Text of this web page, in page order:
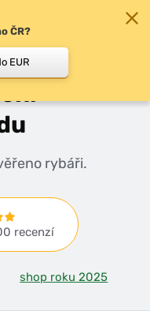
rybáři.
recenzí
shop roku 2025
ČR?
EUR